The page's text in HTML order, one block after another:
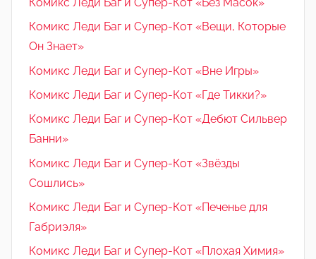
Комикс Леди Баг и Супер-Кот «Вещи, Которые
Он Знает»
Комикс Леди Баг и Супер-Кот «Вне Игры»
Комикс Леди Баг и Супер-Кот «Где Тикки?»
Комикс Леди Баг и Супер-Кот «Дебют Сильвер
Банни»
Комикс Леди Баг и Супер-Кот «Звёзды
Сошлись»
Комикс Леди Баг и Супер-Кот «Печенье для
Габриэля»
Комикс Леди Баг и Супер-Кот «Плохая Химия»